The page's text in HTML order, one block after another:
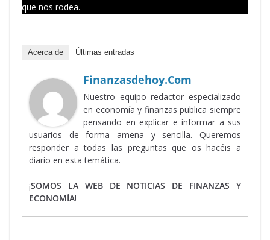
que nos rodea.
Acerca de Últimas entradas
Finanzasdehoy.com
Nuestro equipo redactor especializado
en economía y finanzas publica siempre
pensando en explicar e informar a sus
usuarios de forma amena y sencilla. Queremos
responder a todas las preguntas que os hacéis a
diario en esta temática.
¡SOMOS LA WEB DE NOTICIAS DE FINANZAS Y
ECONOMÍA!